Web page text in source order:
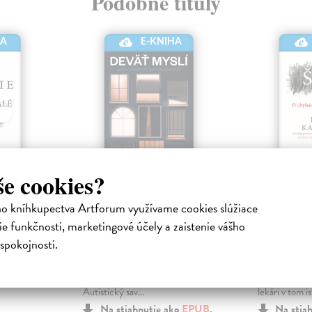
cookies?
kníhkupectva Artforum využívame cookies slúžiace
funkčnosti, marketingové účely a zaistenie vášho
a
E-KNIHA
Deväť myslí
Tammet Daniel| Elektronická
Autistický sav...
Šum
Kahneman
VŠADE,
ÚSUDOK,
lekári v tom